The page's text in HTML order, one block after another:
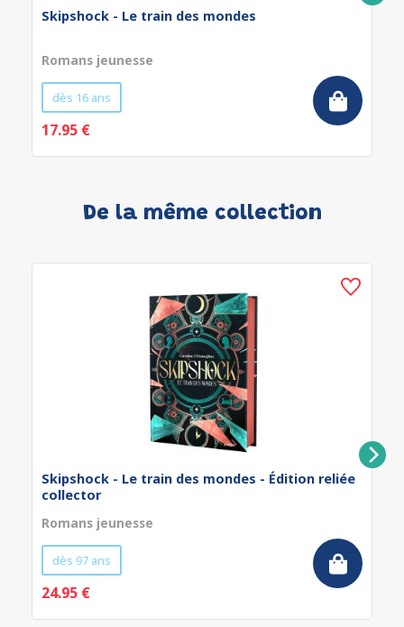
Skipshock - Le train des mondes
Romans jeunesse
dès 16 ans
17.95 €
De la même collection
Skipshock - Le train des mondes - Édition reliée
collector
Romans jeunesse
dès 97 ans
24.95 €